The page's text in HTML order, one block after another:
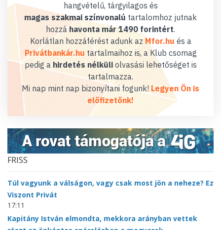
hangvételű, tárgyilagos és
magas szakmai színvonalú tartalomhoz jutnak
hozzáhavonta már 1490 forintért.
Korlátlan hozzáférést adunk az Mfor.hu és a
Privátbankár.hu tartalmaihoz is, a Klub csomag
pedig a hirdetés nélküliolvasási lehetőséget is
tartalmazza.
Mi nap mint nap bizonyítani fogunk! Legyen Ön is
előfizetőnk!
FRISS
Túl vagyunk a válságon, vagy csak most jön a neheze? Ez
Viszont Privát
17:11
Kapitány István elmondta, mekkora arányban vettek